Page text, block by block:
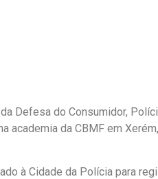
Defesa do Consumidor,
academia da CBMF em
à Cidade da Polícia para